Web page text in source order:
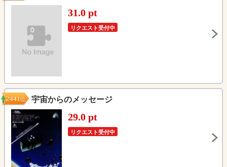
31.0 pt
リクエスト受付中
宇宙からのメッセージ
2441位
29.0 pt
リクエスト受付中